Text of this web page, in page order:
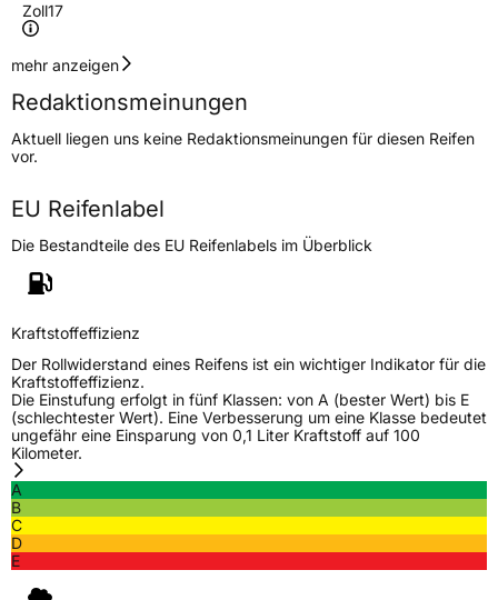
Zoll17
Geschwindigkeitsindex
Höchstgeschwindigkeit
240 km/h
Lastindex94
Höchstlast670 kg
Generelle Merkmale
Fahrzeugtyp
VerwendungWinterreifen
ModellnameWinter
FahrzeugartPKW & SUV
Weitere Eigenschaften
SchlauchtypTL
ZustandNeureifen
mehr anzeigen
Redaktionsmeinungen
Aktuell liegen uns keine Redaktionsmeinungen für diesen Reifen
vor.
EU Reifenlabel
Die Bestandteile des EU Reifenlabels im Überblick
Kraftstoffeffizienz
Der Rollwiderstand eines Reifens ist ein wichtiger Indikator für die
Kraftstoffeffizienz.
Die Einstufung erfolgt in fünf Klassen: von A (bester Wert) bis E
(schlechtester Wert). Eine Verbesserung um eine Klasse bedeutet
ungefähr eine Einsparung von 0,1 Liter Kraftstoff auf 100
Kilometer.
A
B
C
D
E